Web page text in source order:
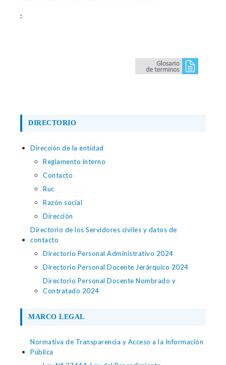
:
DIRECTORIO
Dirección de la entidad
Reglamento interno
Contacto
Ruc
Razón social
Dirección
Directorio de los Servidores civiles y datos de
contacto
Directorio Personal Administrativo 2024
Directorio Personal Docente Jerárquico 2024
Directorio Personal Docente Nombrado y
Contratado 2024
MARCO LEGAL
Normativa de Transparencia y Acceso a la Información
Pública